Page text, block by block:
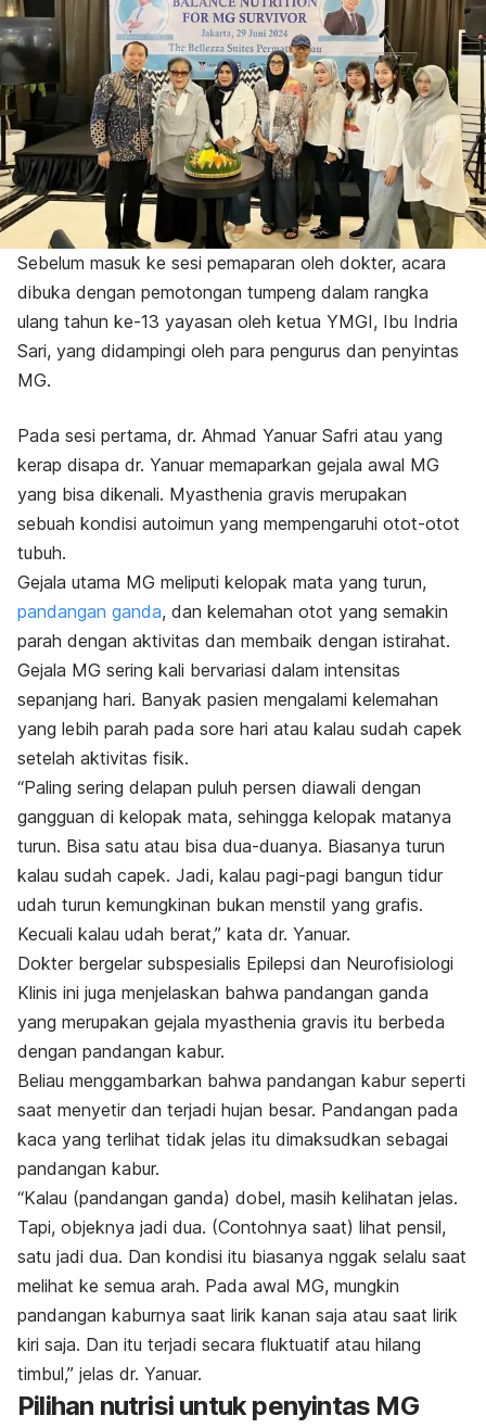
Sebelum masuk ke sesi pemaparan oleh dokter, acara
dibuka dengan pemotongan tumpeng dalam rangka
ulang tahun ke-13 yayasan oleh ketua YMGI, Ibu Indria
Sari, yang didampingi oleh para pengurus dan penyintas
MG.
Pada sesi pertama, dr. Ahmad Yanuar Safri atau yang
kerap disapa dr. Yanuar memaparkan gejala awal MG
yang bisa dikenali. Myasthenia gravis merupakan
sebuah kondisi autoimun yang mempengaruhi otot-otot
tubuh.
Gejala utama MG meliputi kelopak mata yang turun,
pandangan ganda, dan kelemahan otot yang semakin
parah dengan aktivitas dan membaik dengan istirahat.
Gejala MG sering kali bervariasi dalam intensitas
sepanjang hari. Banyak pasien mengalami kelemahan
yang lebih parah pada sore hari atau kalau sudah capek
setelah aktivitas fisik.
“Paling sering delapan puluh persen diawali dengan
gangguan di kelopak mata, sehingga kelopak matanya
turun. Bisa satu atau bisa dua-duanya. Biasanya turun
kalau sudah capek. Jadi, kalau pagi-pagi bangun tidur
udah turun kemungkinan bukan menstil yang grafis.
Kecuali kalau udah berat,” kata dr. Yanuar.
Dokter bergelar subspesialis Epilepsi dan Neurofisiologi
Klinis ini juga menjelaskan bahwa pandangan ganda
yang merupakan gejala myasthenia gravis itu berbeda
dengan pandangan kabur.
Beliau menggambarkan bahwa pandangan kabur seperti
saat menyetir dan terjadi hujan besar. Pandangan pada
kaca yang terlihat tidak jelas itu dimaksudkan sebagai
pandangan kabur.
“Kalau (pandangan ganda) dobel, masih kelihatan jelas.
Tapi, objeknya jadi dua. (Contohnya saat) lihat pensil,
satu jadi dua. Dan kondisi itu biasanya nggak selalu saat
melihat ke semua arah. Pada awal MG, mungkin
pandangan kaburnya saat lirik kanan saja atau saat lirik
kiri saja. Dan itu terjadi secara fluktuatif atau hilang
timbul,” jelas dr. Yanuar.
Pilihan nutrisi untuk penyintas MG